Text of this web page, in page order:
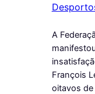
A
François
oitavos